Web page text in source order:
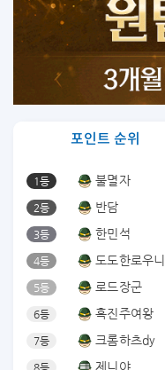
포인트 순위
1등 불멸자
2등 반담
3등 한민석
4등 도도한로우니
5등 로드장군
6등 흑진주여왕
7등 크롬하츠dy
8등 제니야